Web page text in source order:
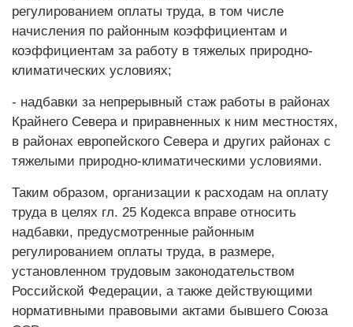
регулированием оплаты труда, в том числе
начисления по районным коэффициентам и
коэффициентам за работу в тяжелых природно-
климатических условиях;
- надбавки за непрерывный стаж работы в районах
Крайнего Севера и приравненных к ним местностях,
в районах европейского Севера и других районах с
тяжелыми природно-климатическими условиями.
Таким образом, организации к расходам на оплату
труда в целях гл. 25 Кодекса вправе относить
надбавки, предусмотренные районным
регулированием оплаты труда, в размере,
установленном трудовым законодательством
Российской Федерации, а также действующими
нормативными правовыми актами бывшего Союза